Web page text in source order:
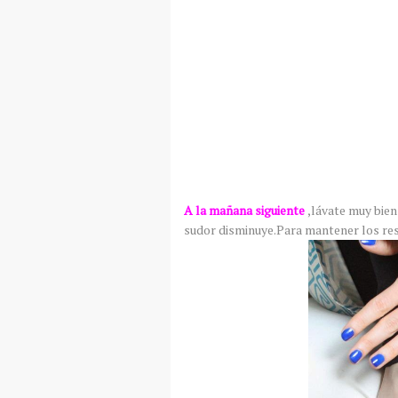
A la mañana siguiente ,lávate muy
sudor disminuye.Para mantener los